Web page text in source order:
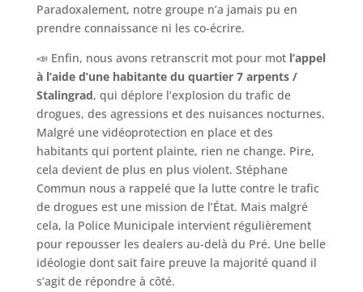
Paradoxalement, notre groupe n’a jamais pu en
prendre connaissance ni les co-écrire.
📣 Enfin, nous avons retranscrit mot pour mot l’appel
à l’aide d’une habitante du quartier 7 arpents /
Stalingrad, qui déplore l’explosion du trafic de
drogues, des agressions et des nuisances nocturnes.
Malgré une vidéoprotection en place et des
habitants qui portent plainte, rien ne change. Pire,
cela devient de plus en plus violent. Stéphane
Commun nous a rappelé que la lutte contre le trafic
de drogues est une mission de l’État. Mais malgré
cela, la Police Municipale intervient régulièrement
pour repousser les dealers au-delà du Pré. Une belle
idéologie dont sait faire preuve la majorité quand il
s’agit de répondre à côté.